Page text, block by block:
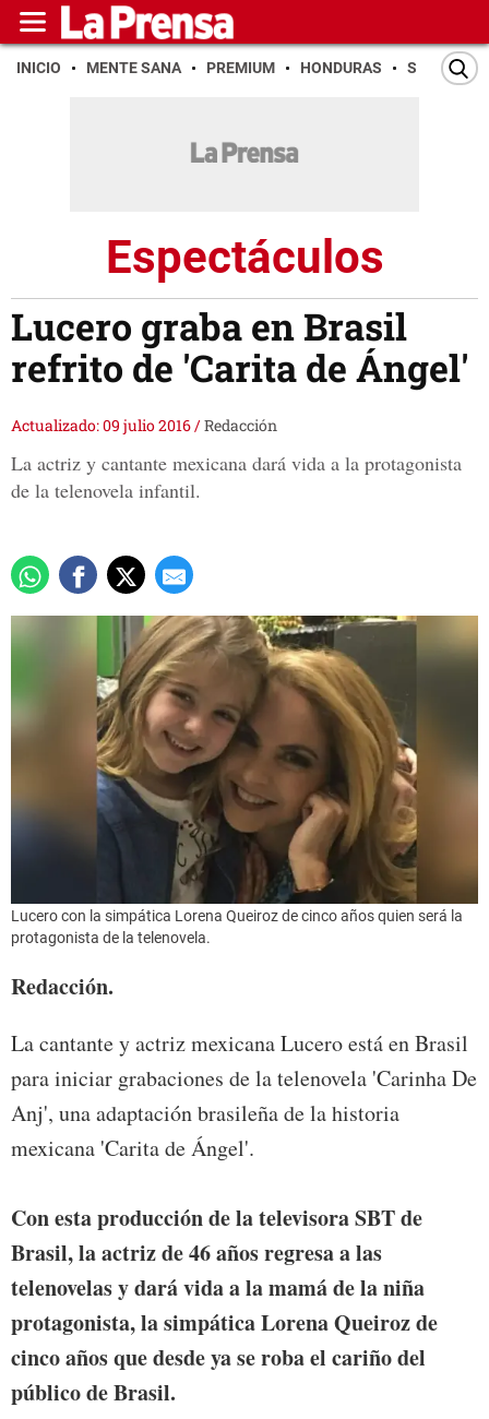
INICIO MENTE SANA PREMIUM HONDURAS SAN PEDRO
Espectáculos
Lucero graba en Brasil
refrito de 'Carita de Ángel'
Actualizado: 09 julio 2016/Redacción
La actriz y cantante mexicana dará vida a la protagonista
de la telenovela infantil.
Lucero con la simpática Lorena Queiroz de cinco años quien será la
protagonista de la telenovela.
Redacción.
La cantante y actriz mexicana Lucero está en Brasil
para iniciar grabaciones de la telenovela 'Carinha De
Anj', una adaptación brasileña de la historia
mexicana 'Carita de Ángel'.
Con esta producción de la televisora SBT de
Brasil, la actriz de 46 años regresa a las
telenovelas y dará vida a la mamá de la niña
protagonista, la simpática Lorena Queiroz de
cinco años que desde ya se roba el cariño del
público de Brasil.